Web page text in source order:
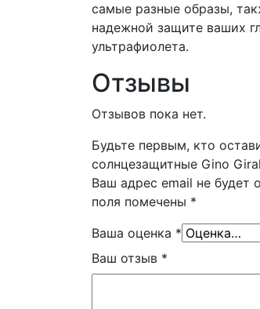
самые разные образы,
надежной защите ваших
ультрафиолета.
Отзывы
Отзывов пока нет.
Будьте первым, кто
солнцезащитные Gino
Ваш адрес email не будет
поля помечены *
Ваша оценка *
Ваш отзыв *